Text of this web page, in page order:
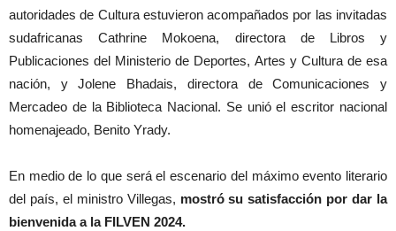
autoridades de Cultura estuvieron acompañados por las invitadas
sudafricanas Cathrine Mokoena, directora de Libros y
Publicaciones del Ministerio de Deportes, Artes y Cultura de esa
nación, y Jolene Bhadais, directora de Comunicaciones y
Mercadeo de la Biblioteca Nacional. Se unió el escritor nacional
homenajeado, Benito Yrady.
En medio de lo que será el escenario del máximo evento literario
del país, el ministro Villegas, mostró su satisfacción por dar la
bienvenida a la FILVEN 2024.